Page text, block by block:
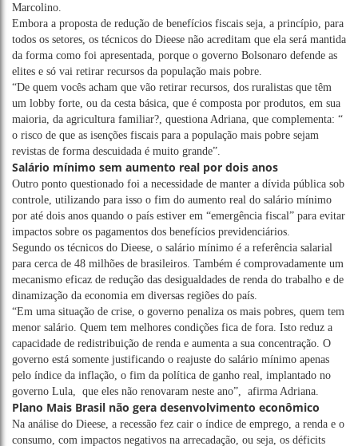
Marcolino.
Embora a proposta de redução de benefícios fiscais seja, a princípio, para
todos os setores, os técnicos do Dieese não acreditam que ela será mantida
da forma como foi apresentada, porque o governo Bolsonaro defende as
elites e só vai retirar recursos da população mais pobre.
“De quem vocês acham que vão retirar recursos, dos ruralistas que têm
um lobby forte, ou da cesta básica, que é composta por produtos, em sua
maioria, da agricultura familiar?, questiona Adriana, que complementa: “
o risco de que as isenções fiscais para a população mais pobre sejam
revistas de forma descuidada é muito grande”.
Salário mínimo sem aumento real por dois anos
Outro ponto questionado foi a necessidade de manter a dívida pública sob
controle, utilizando para isso o fim do aumento real do salário mínimo
por até dois anos quando o país estiver em “emergência fiscal” para evitar
impactos sobre os pagamentos dos benefícios previdenciários.
Segundo os técnicos do Dieese, o salário mínimo é a referência salarial
para cerca de 48 milhões de brasileiros. Também é comprovadamente um
mecanismo eficaz de redução das desigualdades de renda do trabalho e de
dinamização da economia em diversas regiões do país.
“Em uma situação de crise, o governo penaliza os mais pobres, quem tem
menor salário. Quem tem melhores condições fica de fora. Isto reduz a
capacidade de redistribuição de renda e aumenta a sua concentração. O
governo está somente justificando o reajuste do salário mínimo apenas
pelo índice da inflação, o fim da política de ganho real, implantado no
governo Lula, que eles não renovaram neste ano”, afirma Adriana.
Plano Mais Brasil não gera desenvolvimento econômico
Na análise do Dieese, a recessão fez cair o índice de emprego, a renda e o
consumo, com impactos negativos na arrecadação, ou seja, os déficits